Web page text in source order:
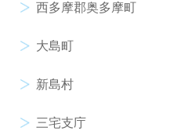
西多摩郡奥多摩町
大島町
新島村
三宅支庁